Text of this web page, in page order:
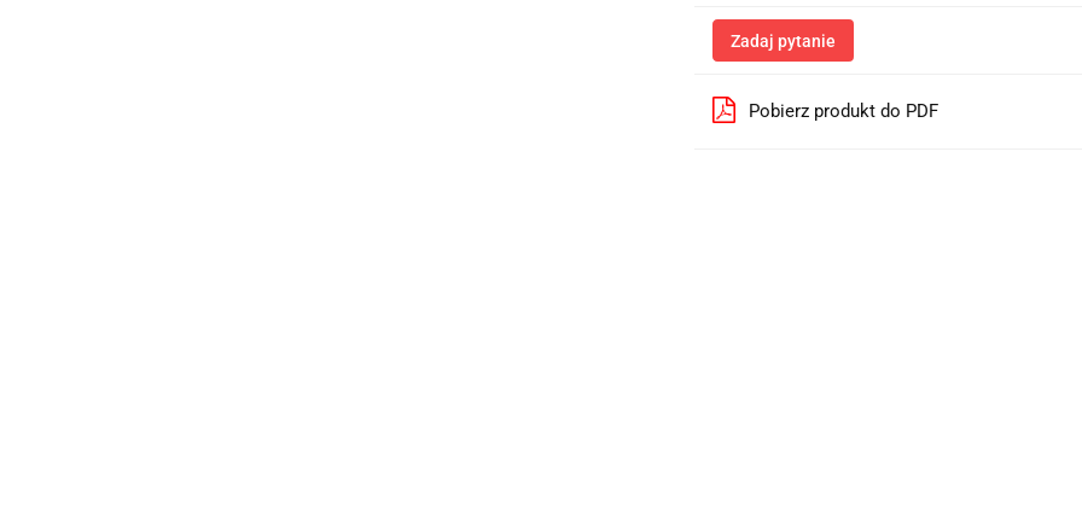
Zadaj pytanie
Pobierz produkt do PDF